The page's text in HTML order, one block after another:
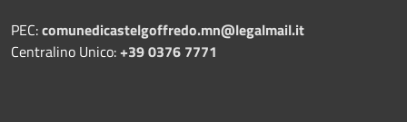
PEC:comunedicastelgoffredo.mn@legalmail.it
Centralino Unico:+39 0376 7771